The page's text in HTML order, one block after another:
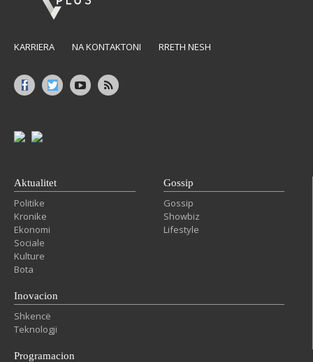
KARRIERA NA KONTAKTONI RRETH NESH
Aktualitet
Politike
Kronike
Ekonomi
Sociale
Kulture
Bota
Gossip
Gossip
Showbiz
Lifestyle
Inovacion
Shkencë
Teknologji
Programacion